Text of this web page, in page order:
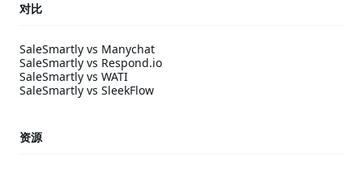
对比
SaleSmartly vs Manychat
SaleSmartly vs Respond.io
SaleSmartly vs WATI
SaleSmartly vs SleekFlow
资源